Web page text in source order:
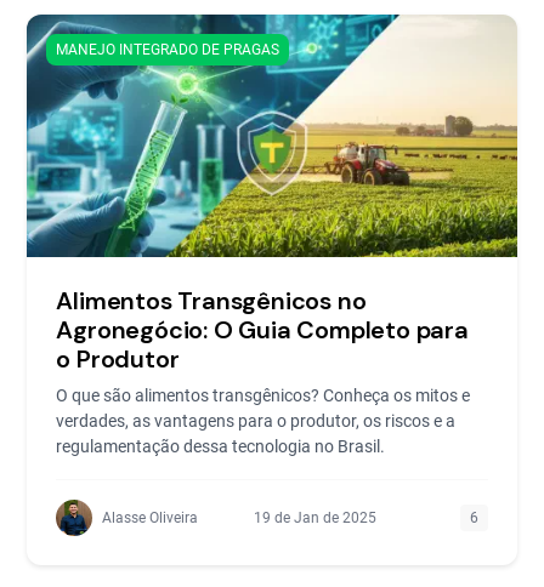
MANEJO INTEGRADO DE PRAGAS
Alimentos Transgênicos no
Agronegócio: O Guia Completo para
o Produtor
O que são alimentos transgênicos? Conheça os mitos e
verdades, as vantagens para o produtor, os riscos e a
regulamentação dessa tecnologia no Brasil.
Alasse Oliveira 19 de Jan de 2025 6